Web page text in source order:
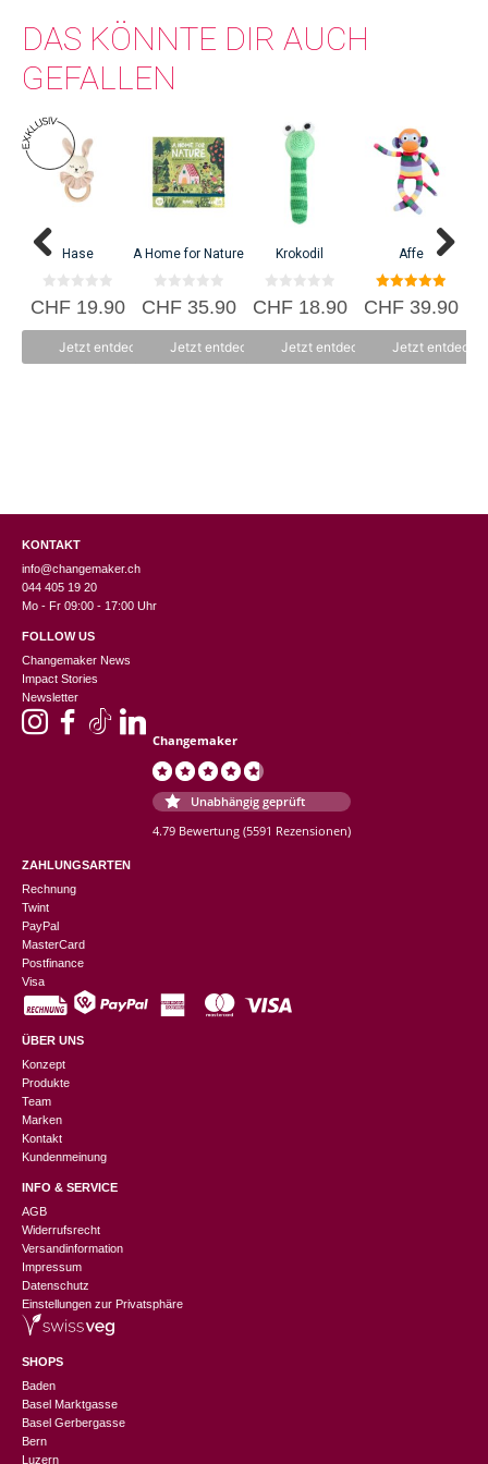
DAS KÖNNTE DIR AUCH
GEFALLEN
Hase
0
v
CHF19.90
Jetzt entdecken
A Home for Nature
0
v
CHF35.90
Jetzt entdecken
Krokodil
0
v
CHF18.90
Jetzt entdecken
Affe
5.00
von 5
CHF39.90
Jetzt
KONTAKT
info@changemaker.ch
044 405 19 20
Mo - Fr 09:00 - 17:00 Uhr
FOLLOW US
Changemaker News
Impact Stories
Newsletter
Changemaker
Unabhängig geprüft
4.79 Bewertung (5591 Rezensionen)
ZAHLUNGSARTEN
Rechnung
Twint
PayPal
MasterCard
Postfinance
Visa
ÜBER UNS
Konzept
Produkte
Team
Marken
Kontakt
Kundenmeinung
INFO & SERVICE
AGB
Widerrufsrecht
Versandinformation
Impressum
Datenschutz
Einstellungen zur Privatsphäre
SHOPS
Baden
Basel Marktgasse
Basel Gerbergasse
Bern
Luzern